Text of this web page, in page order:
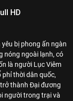
HD
bị phong ấn ngàn
nóng ngoài lạnh, có
là người Lục Viêm
thời dân quốc,
thành Đại đương
người trong trại và